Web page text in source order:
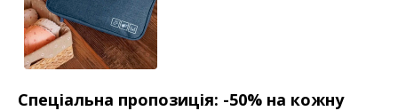
Спеціальна пропозиція: -50% на кожну